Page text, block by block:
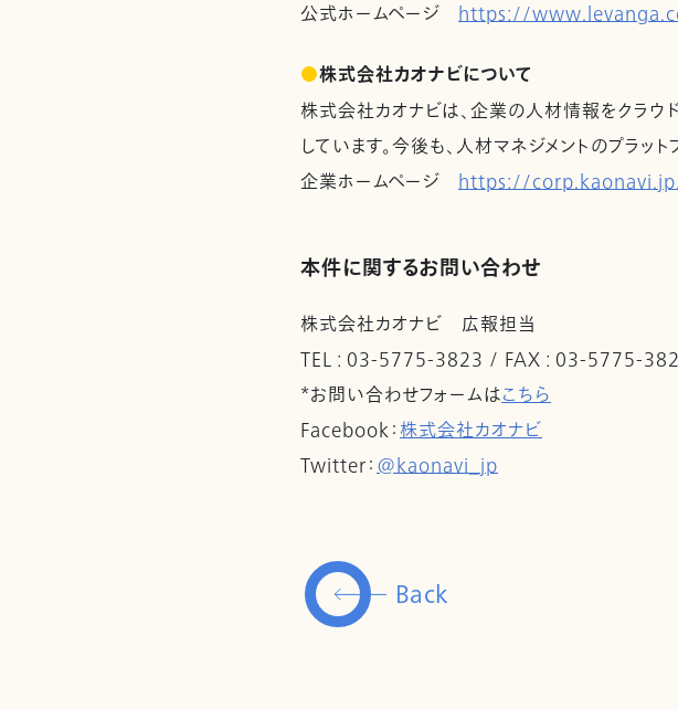
公式ホームページ https://
●株式会社カオナビについて
株式会社カオナビは、企業の人材情報をクラウ
しています。今後も、人材マネジメントのプラッ
企業ホームページ https://
本件に関するお問い合わせ
株式会社カオナビ 広報担当
TEL : 03-5775-3823 / FAX : 03-5775-
*お問い合わせフォームはこちら
Facebook：株式会社カオナビ
Twitter：@kaonavi_jp
Back